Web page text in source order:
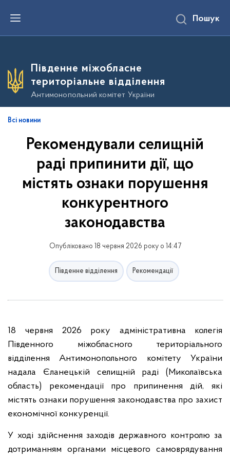
е
о
о
в
Пошук
Південне міжобласне
територіальне відділення
Антимонопольний комітет України
Всі новини
Рекомендували селищній
раді припинити дії, що
містять ознаки порушення
конкурентного
законодавства
Опубліковано 18 червня 2026 року о 14:47
Південне відділення Рекомендації
18 червня 2026 року адміністративна колегія
Південного міжобласного територіального
відділення Антимонопольного комітету України
надала Єланецькій селищній раді (Миколаївська
область) рекомендації про припинення дій, які
містять ознаки порушення законодавства про захист
економічної конкуренції.
У ході здійснення заходів державного контролю за
дотриманням органами місцевого самоврядування